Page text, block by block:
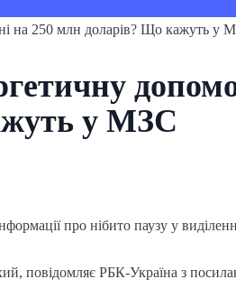
у МЗС
про нібито паузу у
повідомляє РБК-Україна з